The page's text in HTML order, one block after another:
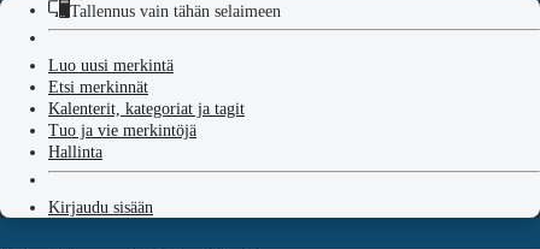
Tallennus vain tähän selaimeen
Luo uusi merkintä
Etsi merkinnät
Kalenterit, kategoriat ja tagit
Tuo ja vie merkintöjä
Hallinta
Kirjaudu sisään